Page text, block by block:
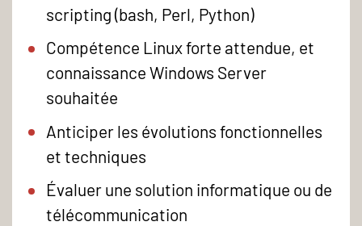
scripting (bash, Perl, Python)
Compétence Linux forte attendue, et
connaissance Windows Server
souhaitée
Anticiper les évolutions fonctionnelles
et techniques
Évaluer une solution informatique ou de
télécommunication